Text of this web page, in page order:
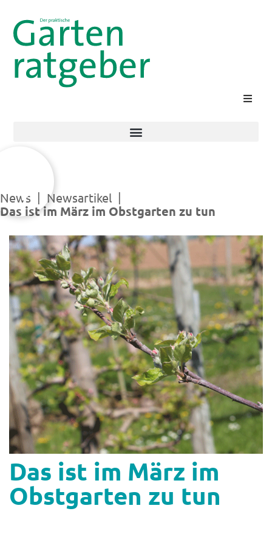
Login
Shop
News | Newsartikel |
Das ist im März im Obstgarten zu tun
Das ist im März im
Obstgarten zu tun